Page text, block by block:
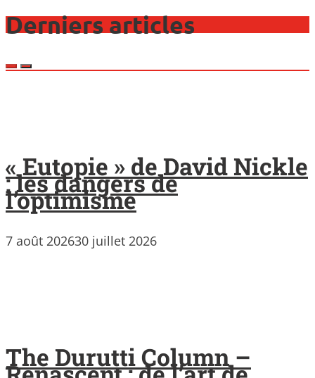
Derniers articles
« Eutopie » de David Nickle
: les dangers de
l’optimisme
7 août 202630 juillet 2026
The Durutti Column –